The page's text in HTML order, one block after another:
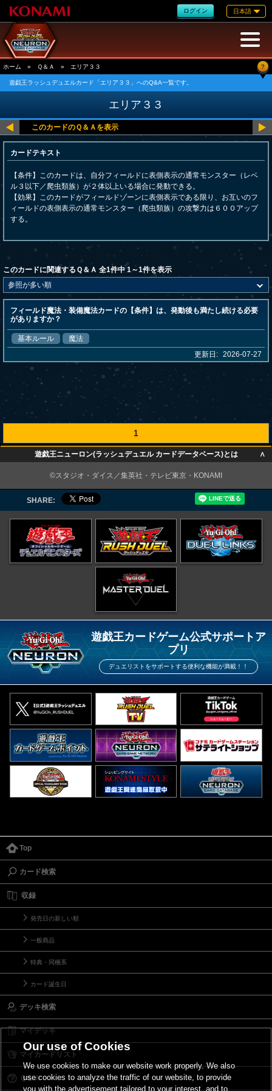
ログイン 日本語
ホーム » Ｑ＆Ａ » エリア３３ ?
遊戯王ラッシュデュエルカード「エリア３３」へのQ&A一覧です。
エリア３３
カードテキスト
【条件】このカードは、自分フィールドに表側表示の通常モンスター（レベ
ル３以下／爬虫類族）が２体以上いる場合に発動できる。
【効果】このカードがフィールドゾーンに表側表示である限り、お互いのフ
ィールドの表側表示の通常モンスター（爬虫類族）の攻撃力は６００アップ
する。
このカードに関連するＱ＆Ａ 全1件中 1～1件を表示
フィールド魔法・装備魔法カードの【条件】は、発動後も満たし続ける必要
がありますか？
基本ルール
魔法
更新日: 2026-07-27
1
遊戯王ニューロン(ラッシュデュエル カードデータベース)とは ∧
©スタジオ・ダイス／集英社・テレビ東京・KONAMI
SHARE:
遊戯王カードゲーム公式サポートア
プリ
デュエリストをサポートする便利な機能が満載！！
Top
カード検索
収録
発売日の新しい順
一般商品
特典・同梱系
カード誕生日
デッキ検索
マイデッキ
マイカードリスト
Ｑ＆Ａ
Our use of Cookies
We use cookies to make our website work properly. We also
use cookies to analyze the traffic of our website, to provide
you with the advertisement tailored to your interest, and to